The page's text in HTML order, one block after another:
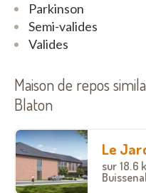
Parkinson
Semi-valides
Valides
Maison de repos
Blaton
Le
sur 18.6
Buissenal